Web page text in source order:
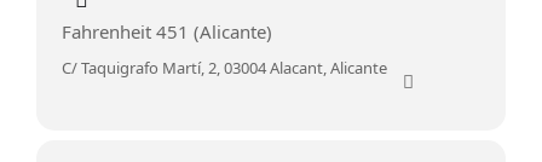
Ven a compartir tu punto de vista!
✨ Recuerda que la peli se ve en casa y nos encontramos
Fahrenheit 451 (Alicante)
C/ Taquigrafo Martí, 2, 03004 Alacant, Alicante